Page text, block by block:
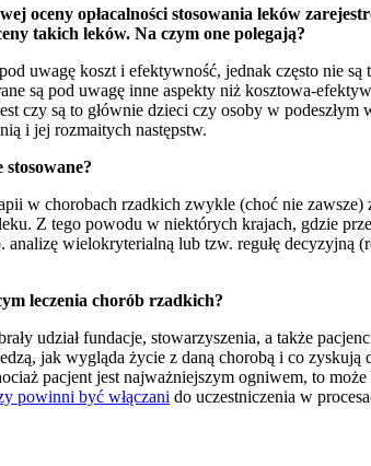
oceny opłacalności stosowania leków
takich leków. Na czym one polegają?
uwagę koszt i efektywność, jednak często nie
są pod uwagę inne aspekty niż kosztowa-
czy są to głównie dzieci czy osoby w
i jej rozmaitych następstw.
w chorobach rzadkich zwykle (choć nie zawsze)
Z tego powodu w niektórych krajach, gdzie
wielokryterialną lub tzw. regułę decyzyjną
leczenia chorób rzadkich?
udział fundacje, stowarzyszenia, a także
jak wygląda życie z daną chorobą i co
pacjent jest najważniejszym ogniwem, to
powinni być włączani do uczestniczenia w